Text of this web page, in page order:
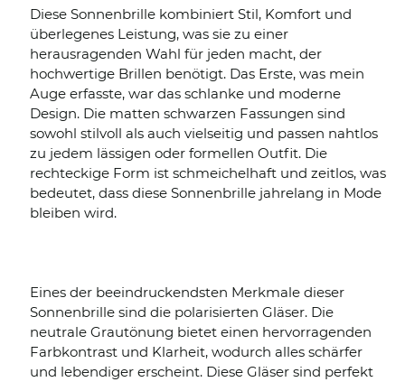
Diese Sonnenbrille kombiniert Stil, Komfort und
überlegenes Leistung, was sie zu einer
herausragenden Wahl für jeden macht, der
hochwertige Brillen benötigt. Das Erste, was mein
Auge erfasste, war das schlanke und moderne
Design. Die matten schwarzen Fassungen sind
sowohl stilvoll als auch vielseitig und passen nahtlos
zu jedem lässigen oder formellen Outfit. Die
rechteckige Form ist schmeichelhaft und zeitlos, was
bedeutet, dass diese Sonnenbrille jahrelang in Mode
bleiben wird.
Eines der beeindruckendsten Merkmale dieser
Sonnenbrille sind die polarisierten Gläser. Die
neutrale Grautönung bietet einen hervorragenden
Farbkontrast und Klarheit, wodurch alles schärfer
und lebendiger erscheint. Diese Gläser sind perfekt